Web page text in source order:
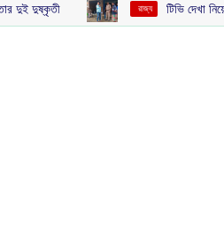
‌ রাজ্য টিভি দেখা নিয়ে সামান্য বচসা,